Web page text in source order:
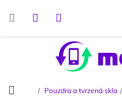
Domů
Pouzdra a tvrzená skla